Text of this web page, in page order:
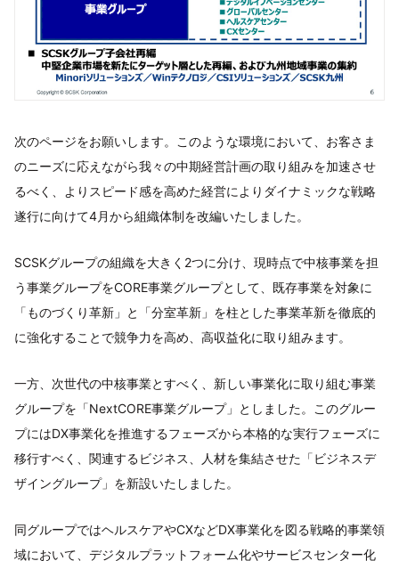
次のページをお願いします。このような環境において、お客さま
のニーズに応えながら我々の中期経営計画の取り組みを加速させ
るべく、よりスピード感を高めた経営によりダイナミックな戦略
遂行に向けて4月から組織体制を改編いたしました。
SCSKグループの組織を大きく2つに分け、現時点で中核事業を担
う事業グループをCORE事業グループとして、既存事業を対象に
「ものづくり革新」と「分室革新」を柱とした事業革新を徹底的
に強化することで競争力を高め、高収益化に取り組みます。
一方、次世代の中核事業とすべく、新しい事業化に取り組む事業
グループを「NextCORE事業グループ」としました。このグルー
プにはDX事業化を推進するフェーズから本格的な実行フェーズに
移行すべく、関連するビジネス、人材を集結させた「ビジネスデ
ザイングループ」を新設いたしました。
同グループではヘルスケアやCXなどDX事業化を図る戦略的事業領
域において、デジタルプラットフォーム化やサービスセンター化